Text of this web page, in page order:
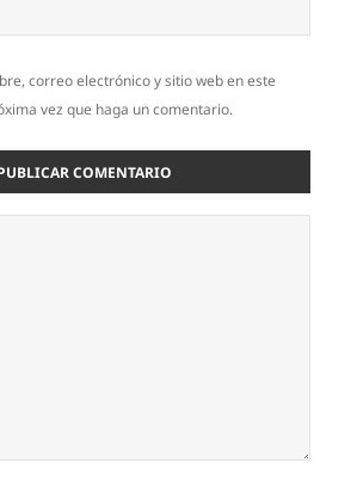
correo electrónico y sitio web en este
vez que haga un comentario.